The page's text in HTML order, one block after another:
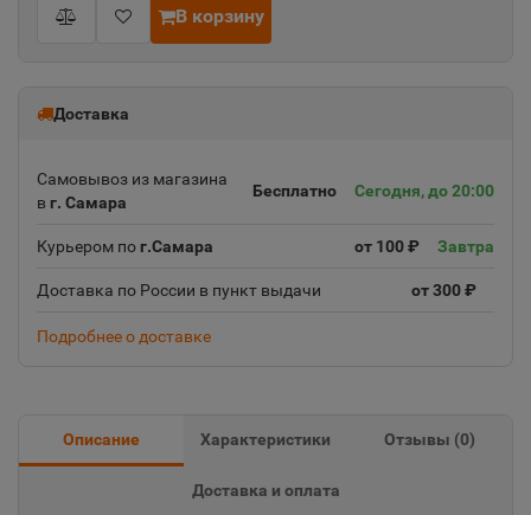
В корзину
Доставка
Самовывоз из магазина
в г. Самара
Бесплатно Сегодня, до 20:00
Курьером пог.Самара от 100 ₽ Завтра
Доставка по России в пункт выдачи от 300 ₽
Подробнее о доставке
Описание Характеристики Отзывы (0)
Доставка и оплата